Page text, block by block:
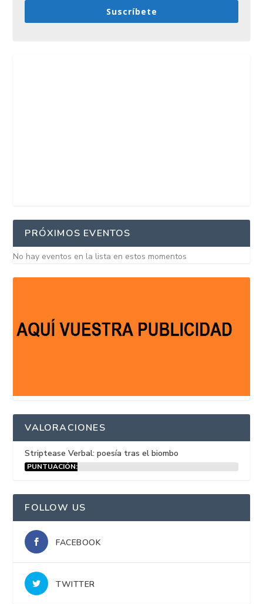
Suscríbete
PRÓXIMOS EVENTOS
No hay eventos en la lista en estos momentos
VALORACIONES
Striptease Verbal: poesía tras el biombo
PUNTUACIÓN:
FOLLOW US
FACEBOOK
TWITTER